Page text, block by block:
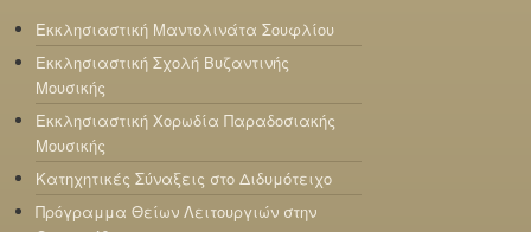
Εκκλησιαστική Μαντολινάτα Σουφλίου
Εκκλησιαστική Σχολή Βυζαντινής
Μουσικής
Εκκλησιαστική Χορωδία Παραδοσιακής
Μουσικής
Κατηχητικές Σύναξεις στο Διδυμότειχο
Πρόγραμμα Θείων Λειτουργιών στην